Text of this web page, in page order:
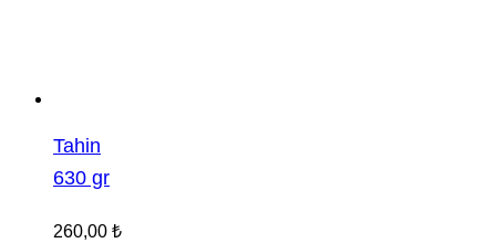
Tahin
630 gr
260,00 ₺